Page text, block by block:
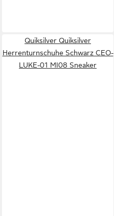
Quiksilver Quiksilver
Herrenturnschuhe Schwarz CEO-
LUKE-01 MI08 Sneaker